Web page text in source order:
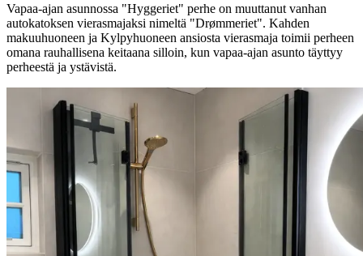
Vapaa-ajan asunnossa "Hyggeriet" perhe on muuttanut vanhan
autokatoksen vierasmajaksi nimeltä "Drømmeriet". Kahden
makuuhuoneen ja Kylpyhuoneen ansiosta vierasmaja toimii perheen
omana rauhallisena keitaana silloin, kun vapaa-ajan asunto täyttyy
perheestä ja ystävistä.